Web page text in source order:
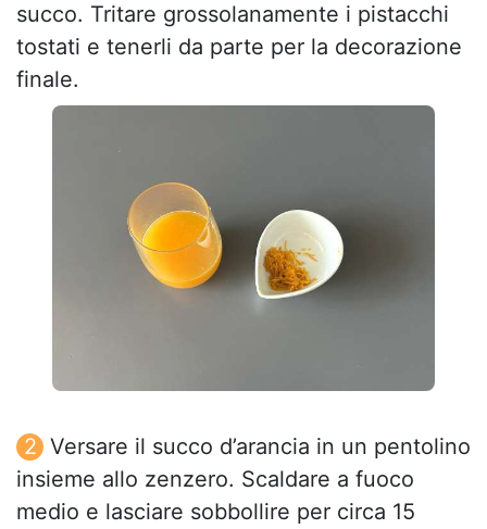
succo. Tritare grossolanamente i pistacchi
tostati e tenerli da parte per la decorazione
finale.
Versare il succo d’arancia in un pentolino
insieme allo zenzero. Scaldare a fuoco
medio e lasciare sobbollire per circa 15